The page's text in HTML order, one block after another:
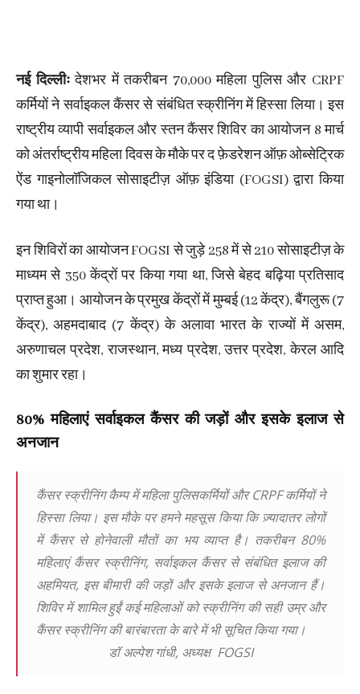
नई दिल्लीःदेशभर में तकरीबन 70,000 महिला पुलिस और CRPF
कर्मियों ने सर्वाइकल कैंसर से संबंधित स्क्रीनिंग में हिस्सा लिया। इस
राष्ट्रीय व्यापी सर्वाइकल और स्तन कैंसर शिविर का आयोजन 8 मार्च
को अंतर्राष्ट्रीय महिला दिवस के मौके पर द फ़ेडरेशन ऑफ़ ओब्सेट्रिक
ऐंड गाइनोलॉजिकल सोसाइटीज़ ऑफ़ इंडिया (FOGSI) द्वारा किया
गया था।
इन‌ शिविरों का आयोजन FOGSI से जुड़े 258 में से 210 सोसाइटीज़ के
माध्यम से 350 केंद्रों पर किया गया था, जिसे बेहद बढ़िया प्रतिसाद
प्राप्त हुआ। आयोजन के प्रमुख केंद्रों में मुम्बई (12 केंद्र), बैंगलुरू (7
केंद्र), अहमदाबाद (7 केंद्र) के अलावा भारत के राज्यों में असम,
अरुणाचल प्रदेश, राजस्थान, मध्य प्रदेश, उत्तर प्रदेश, केरल आदि
का शुमार रहा।
80% महिलाएं सर्वाइकल कैंसर की जड़ों और इसके इलाज से
अनजान
कैंसर स्क्रीनिंग कैम्प में महिला पुलिसकर्मियों और CRPF कर्मियों ने
हिस्सा लिया। इस मौके पर हमने महसूस किया कि ज़्यादातर लोगों
में कैंसर से होनेवाली मौतों का भय व्याप्त है। तकरीबन 80%
महिलाएं कैंसर स्क्रीनिंग, सर्वाइकल कैंसर से संबंधित इलाज की
अहमियत, इस बीमारी की जड़ों और इसके इलाज से अनजान हैं।
शिविर में शामिल हुईं कई महिलाओं को स्क्रीनिंग की सही उम्र और
कैंसर स्क्रीनिंग की बारंबारता के बारे में भी सूचित किया गया।
डॉ अल्पेश गांधी, अध्यक्ष FOGSI